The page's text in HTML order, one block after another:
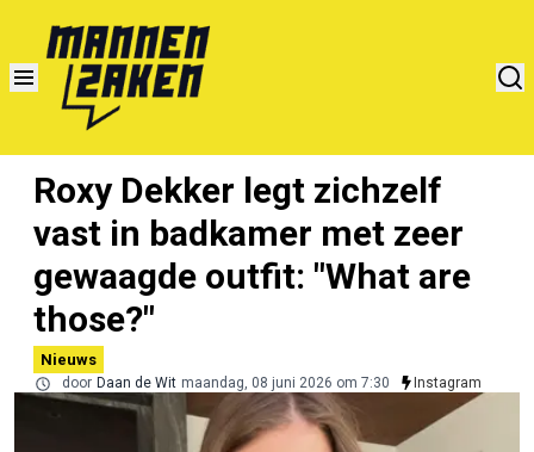
Roxy Dekker legt zichzelf
vast in badkamer met zeer
gewaagde outfit: "What are
those?"
Nieuws
door Daan de Wit maandag, 08 juni 2026 om 7:30 Instagram